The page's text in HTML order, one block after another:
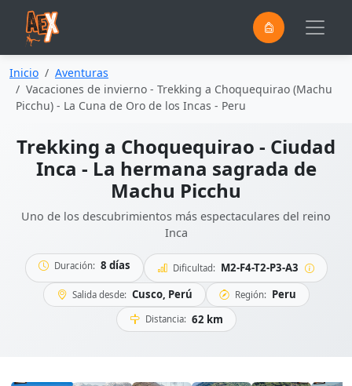
Inicio
Aventuras
Vacaciones de invierno - Trekking a Choquequirao (Machu
Picchu) - La Cuna de Oro de los Incas - Peru
Trekking a Choquequirao - Ciudad
Inca - La hermana sagrada de
Machu Picchu
Uno de los descubrimientos más espectaculares del reino
Inca
Duración: 8 días Dificultad: M2-F4-T2-P3-A3
Salida desde: Cusco, Perú Región: Peru
Distancia: 62 km